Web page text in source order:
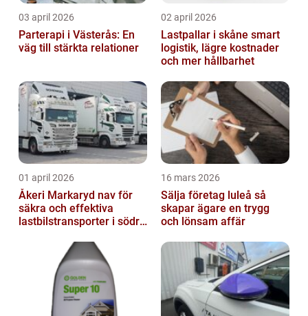
03 april 2026
Parterapi i Västerås: En
väg till stärkta relationer
02 april 2026
Lastpallar i skåne smart
logistik, lägre kostnader
och mer hållbarhet
01 april 2026
Åkeri Markaryd nav för
säkra och effektiva
lastbilstransporter i södra
16 mars 2026
Sälja företag luleå så
skapar ägare en trygg
och lönsam affär